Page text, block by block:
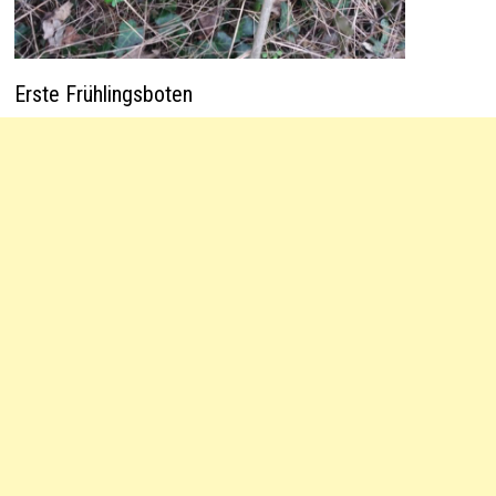
Erste Frühlingsboten